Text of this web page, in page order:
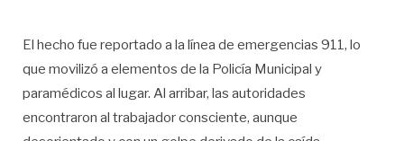
El hecho fue reportado a la línea de emergencias 911, lo
que movilizó a elementos de la Policía Municipal y
paramédicos al lugar. Al arribar, las autoridades
encontraron al trabajador consciente, aunque